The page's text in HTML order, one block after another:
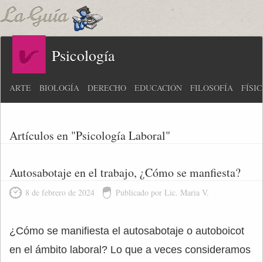
Psicología
ARTE BIOLOGÍA DERECHO EDUCACIÓN FILOSOFÍA
Artículos en "Psicología Laboral"
Autosabotaje en el trabajo, ¿Cómo se manfiesta?
8 de febrero de 2024 Publicado por Lic. Maria V.
¿Cómo se manifiesta el autosabotaje o autoboicot
en el ámbito laboral? Lo que a veces consideramos